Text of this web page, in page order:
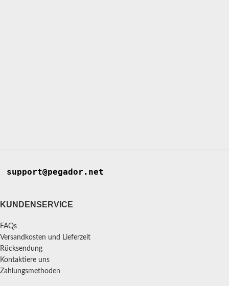
support@pegador.net
KUNDENSERVICE
FAQs
Versandkosten und Lieferzeit
Rücksendung
Kontaktiere uns
Zahlungsmethoden